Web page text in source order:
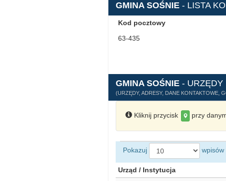
GMINA SOŚNIE - LISTA
Kod pocztowy
63-435
GMINA SOŚNIE - URZĘDY
(URZĘDY, ADRESY, DANE KONTAKTOWE,
Kliknij przycisk przy
Pokazuj wpisów
Urząd / Instytucja